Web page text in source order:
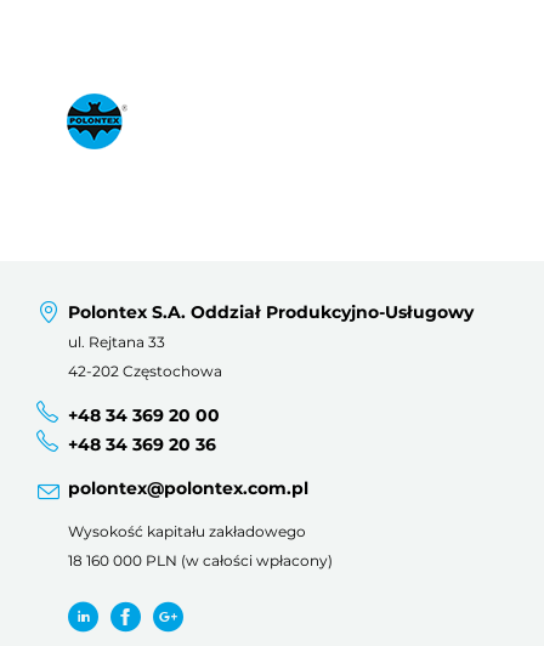
Polontex S.A. Oddział Produkcyjno-Usługowy
ul. Rejtana 33
42-202 Częstochowa
+48 34 369 20 00
+48 34 369 20 36
polontex@polontex.com.pl
Wysokość kapitału zakładowego
18 160 000 PLN (w całości wpłacony)